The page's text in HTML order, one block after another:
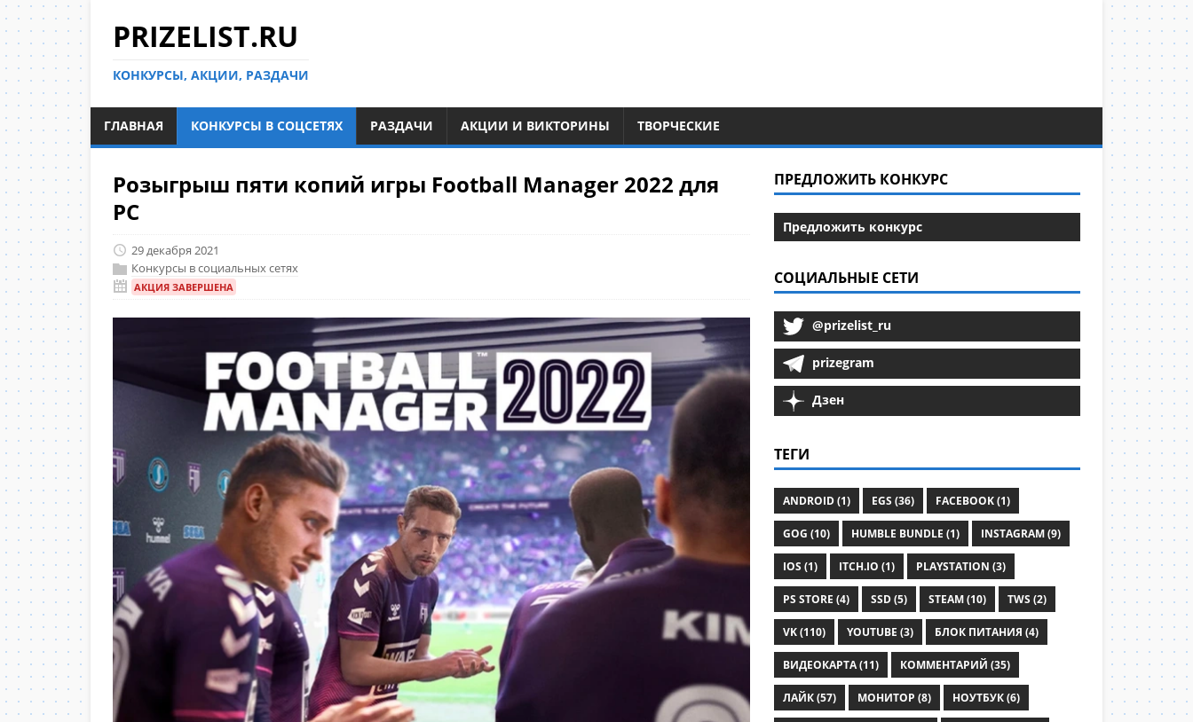
PRIZELIST.RU
КОНКУРСЫ, АКЦИИ, РАЗДАЧИ
ГЛАВНАЯ КОНКУРСЫ В СОЦСЕТЯХ РАЗДАЧИ АКЦИИ И ВИКТОРИНЫ ТВОРЧЕСКИЕ
Розыгрыш пяти копий игры Football Manager 2022 для
PC
29 декабря 2021
Конкурсы в социальных сетях
АКЦИЯ ЗАВЕРШЕНА
ПРЕДЛОЖИТЬ КОНКУРС
Предложить конкурс
СОЦИАЛЬНЫЕ СЕТИ
@prizelist_ru
prizegram
Дзен
ТЕГИ
ANDROID (1) EGS (36) FACEBOOK (1)
GOG (10) HUMBLE BUNDLE (1) INSTAGRAM (9)
IOS (1) ITCH.IO (1) PLAYSTATION (3)
PS STORE (4) SSD (5) STEAM (10) TWS (2)
VK (110) YOUTUBE (3) БЛОК ПИТАНИЯ (4)
ВИДЕОКАРТА (11) КОММЕНТАРИЙ (35)
ЛАЙК (57) МОНИТОР (8) НОУТБУК (6)